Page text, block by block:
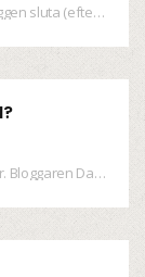
Nä hörni; inte kan bloggen sluta (eftersom jag så sällan uppdaterar skiten) i sånt supermoll.…
Anledningen att jag slutade blogga var två saker. Bloggaren Daniel skrev ut checkar som personen…